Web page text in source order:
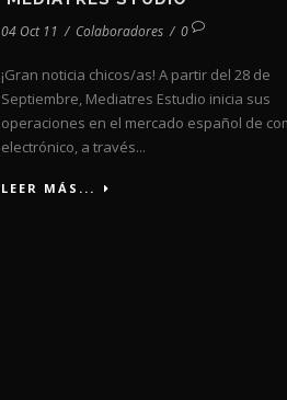
04 Oct 11 / Colaboradores / 0
¡Gran noticia chicos/as! A partir del 28 de
Septiembre, Mediatres Estudio inicia sus
operaciones en el mercado español de
electrónico, a través...
LEER MÁS...